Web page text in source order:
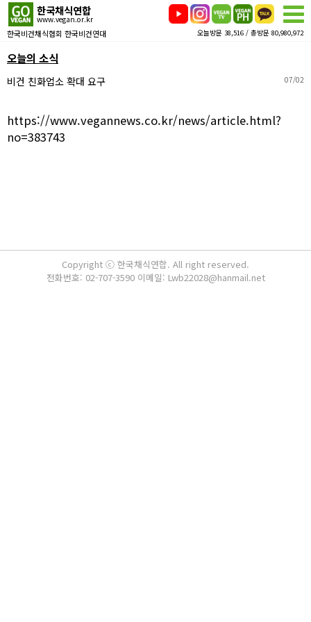
한국채식연합
www.vegan.or.kr
한국비건채식협회 한국비건연대 오늘방문 38,516 / 총방문 80,980,972
오늘의 소식
비건 친화업소 확대 요구 07/02
https://www.vegannews.co.kr/news/article.html?
no=383743
Copyright ⓒ 한국채식연합. All right reserved.
전화번호: 02-707-3590 이메일: Lwb22028@hanmail.net